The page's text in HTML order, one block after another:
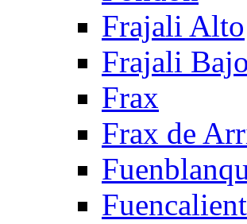
Frajali Alto
Frajali Bajo
Frax
Frax de